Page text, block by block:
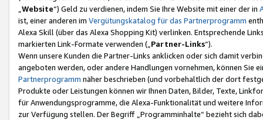
Website“) Geld zu verdienen, indem Sie Ihre Website mit einer der in
ist, einer anderen im Vergütungskatalog für das Partnerprogramm
Alexa Skill (über das Alexa Shopping Kit) verlinken. Entsprechende
markierten Link-Formate verwenden („ Partner-Links“).
Wenn unsere Kunden die Partner-Links anklicken oder sich damit
angeboten werden, oder andere Handlungen vornehmen, können Sie
Partnerprogramm näher beschrieben (und vorbehaltlich der dort
Produkte oder Leistungen können wir Ihnen Daten, Bilder, Texte,
für Anwendungsprogramme, die Alexa-Funktionalität und weitere
zur Verfügung stellen. Der Begriff „Programminhalte“ bezieht sich